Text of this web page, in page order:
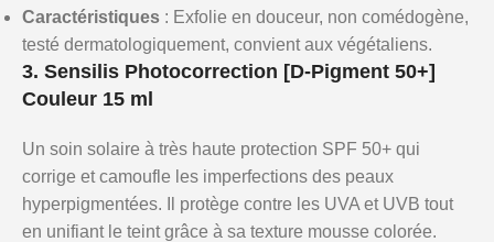
Caractéristiques : Exfolie en douceur, non comédogène,
testé dermatologiquement, convient aux végétaliens.
3. Sensilis Photocorrection [D-Pigment 50+]
Couleur 15 ml
Un soin solaire à très haute protection SPF 50+ qui
corrige et camoufle les imperfections des peaux
hyperpigmentées. Il protège contre les UVA et UVB tout
en unifiant le teint grâce à sa texture mousse colorée.